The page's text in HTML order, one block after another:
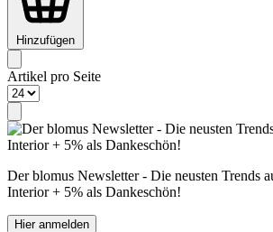
Hinzufügen
Artikel pro Seite
Der blomus Newsletter - Die neusten Trends
Interior + 5% als Dankeschön!
Hier anmelden